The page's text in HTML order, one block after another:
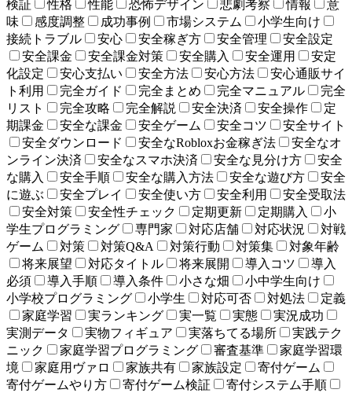
検証 性格 性能 恐怖デザイン 悲劇考察 情報
意
味
感度調整 成功事例 市場システム
小学生向け
接続トラブル
安心 安全稼ぎ方 安全管理
安全設定
安全課金
安全課金対策 安全購入 安全運用
安定
化設定
安心支払い 安全方法 安心方法
安心通販サイ
ト利用
完全ガイド 完全まとめ 完全マニュアル
完全
リスト
完全攻略 完全解説 安全決済 安全操作
定
期課金
安全な課金 安全ゲーム 安全コツ
安全サイト
安全ダウンロード
安全なRobloxお金稼ぎ法
安全なオ
ンライン決済
安全なスマホ決済 安全な見分け方
安全
な購入
安全手順 安全な購入方法 安全な遊び方
安全
に遊ぶ
安全プレイ 安全使い方 安全利用
安全受取法
安全対策
安全性チェック 定期更新 定期購入
小
学生プログラミング
専門家 対応店舗 対応状況
対戦
ゲーム
対策 対策Q&A 対策行動 対策集
対象年齢
将来展望
対応タイトル 将来展開 導入コツ
導入
必須
導入手順 導入条件 小さな畑
小中学生向け
小学校プログラミング
小学生 対応可否 対処法
定義
家庭学習
実ランキング 実一覧 実態
実況成功
実測データ
実物フィギュア 実落ちてる場所
実践テク
ニック
家庭学習プログラミング 審査基準
家庭学習環
境
家庭用ヴァロ 家族共有 家族設定
寄付ゲーム
寄付ゲームやり方
寄付ゲーム検証
寄付システム手順